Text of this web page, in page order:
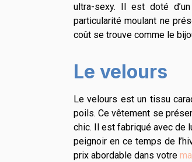
ultra-sexy. Il est doté
particularité moulant ne
coût se trouve comme le
Le velours
Le velours est un tissu
poils. Ce vêtement se
chic. Il est fabriqué avec de
peignoir en ce temps de
prix abordable dans votre